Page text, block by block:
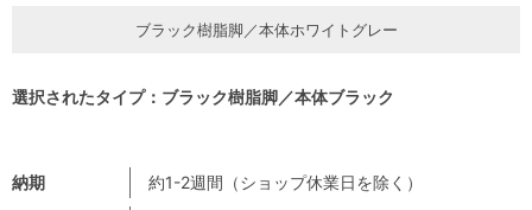
納期
約1-2週間（ショップ休業日を除く）
ブラック樹脂脚／本体ホワイトグレー
選択されたタイプ：ブラック樹脂脚／本体ブラック